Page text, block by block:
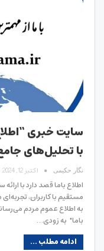
سایت خبری
با تحلیل‌های
نگار حکیمی اکتبر 12, 2024
اطلاع باما قصد دارد با
مستقیم با کاربران، تجربه‌ای
به اطلاع عموم مردم
باما" به زودی…
ادامه مطلب ...